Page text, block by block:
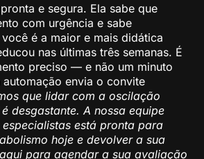
e segura. Ela sabe que
com urgência e sabe
é a maior e mais didática
nas últimas três semanas. É
preciso — e não um minuto
envia o convite
que lidar com a oscilação
desgastante. A nossa equipe
está pronta para
hoje e devolver a sua
para agendar a sua avaliação